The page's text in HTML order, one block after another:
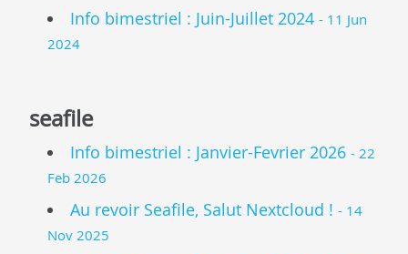
Info bimestriel : Juin-Juillet 2024 - 11 Jun
2024
seafile
Info bimestriel : Janvier-Fevrier 2026 - 22
Feb 2026
Au revoir Seafile, Salut Nextcloud ! - 14
Nov 2025